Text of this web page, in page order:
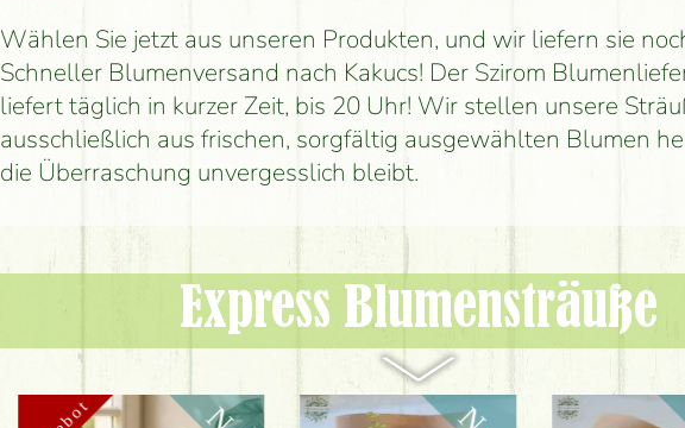
Wählen Sie jetzt aus unseren Produkten, und wir liefern sie
Schneller Blumenversand nach Kakucs! Der Szirom
liefert täglich in kurzer Zeit, bis 20 Uhr! Wir stellen unsere
ausschließlich aus frischen, sorgfältig ausgewählten Blumen
die Überraschung unvergesslich bleibt.
Express Blumen­sträuße